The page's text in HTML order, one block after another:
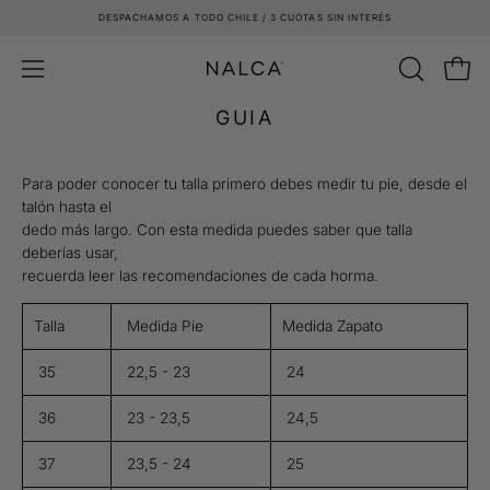
contenido
DESPACHAMOS A TODO CHILE / 3 CUOTAS SIN INTERÉS
Abrir
ABRIR
GUIA
Para poder conocer tu talla primero debes medir tu pie, desde el
talón hasta el
dedo más largo. Con esta medida puedes saber que talla
deberías usar,
recuerda leer las recomendaciones de cada horma.
Talla Medida Pie Medida Zapato
35 22,5 - 23 24
36 23 - 23,5 24,5
37 23,5 - 24 25